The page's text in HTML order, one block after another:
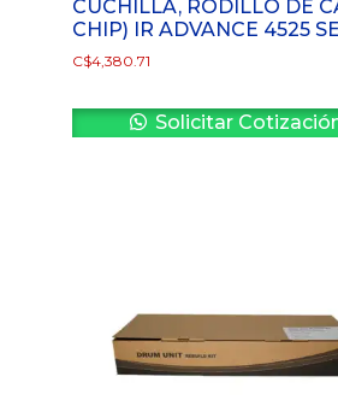
CUCHILLA, RODILLO DE
CHIP) IR ADVANCE 4525
C$4,380.71
Solicitar